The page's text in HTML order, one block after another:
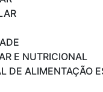
E NUTRICIONAL
DE ALIMENTAÇÃO